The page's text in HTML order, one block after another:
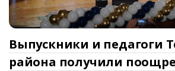
Выпускники и педагоги
района получили